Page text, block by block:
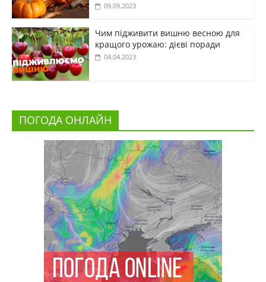
09.09.2023
Чим підживити вишню весною для
кращого урожаю: дієві поради
04.04.2023
ПОГОДА ОНЛАЙН